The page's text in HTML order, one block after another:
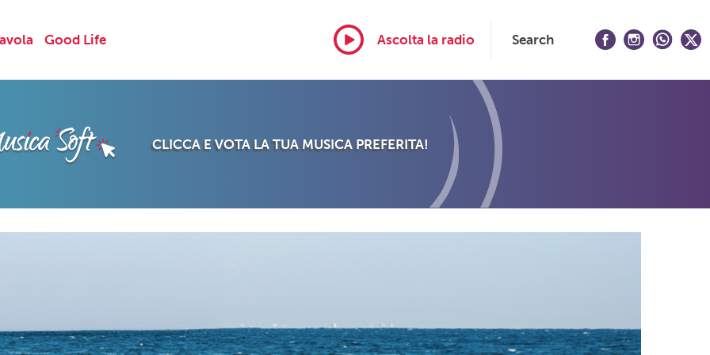
Good Life Ascolta la radio Search
CLICCA E VOTA LA TUA MUSICA PREFERITA!